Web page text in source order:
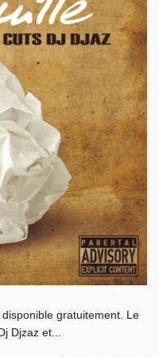
gratuitement. Le
Djzaz et...